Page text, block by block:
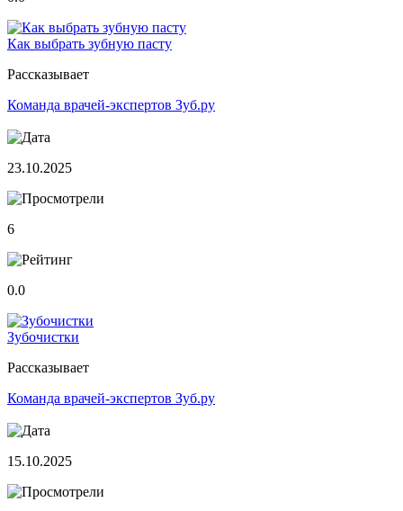
Как выбрать зубную пасту
Рассказывает
Команда врачей-экспертов Зуб.ру
23.10.2025
6
0.0
Зубочистки
Рассказывает
Команда врачей-экспертов Зуб.ру
15.10.2025